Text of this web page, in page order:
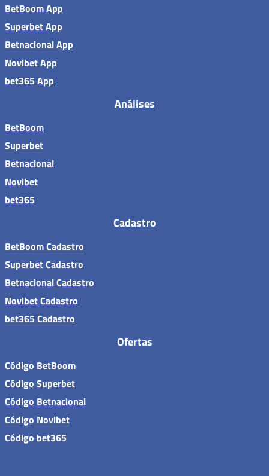
BetBoom App
Superbet App
Betnacional App
Novibet App
bet365 App
Análises
BetBoom
Superbet
Betnacional
Novibet
bet365
Cadastro
BetBoom Cadastro
Superbet Cadastro
Betnacional Cadastro
Novibet Cadastro
bet365 Cadastro
Ofertas
Código BetBoom
Código Superbet
Código Betnacional
Código Novibet
Código bet365